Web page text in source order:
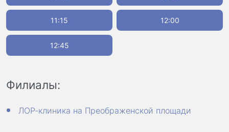
11:15 12:00
12:45
Филиалы:
ЛОР-клиника на Преображенской площади